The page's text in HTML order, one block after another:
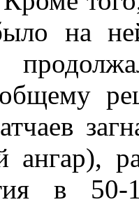
на
ангар),
в